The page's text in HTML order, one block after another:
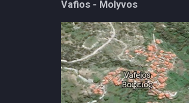
Vafios - Molyvos